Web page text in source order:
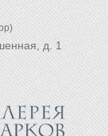
д. 1